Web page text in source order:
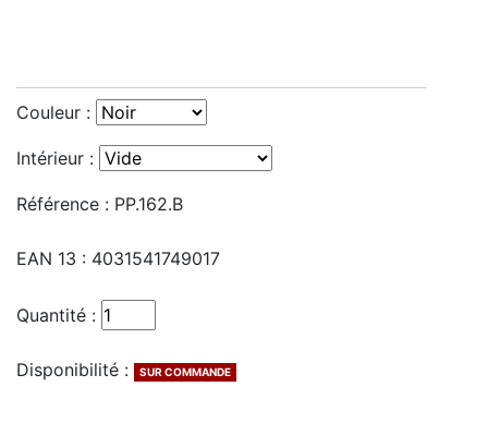
Couleur :
Intérieur :
Référence : PP.162.B
EAN 13 : 4031541749017
Quantité :
Disponibilité : SUR COMMANDE